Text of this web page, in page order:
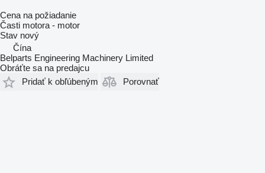
Cena na požiadanie
Časti motora - motor
Stav nový
Čína
Belparts Engineering Machinery Limited
Obráťte sa na predajcu
Pridať k obľúbeným
Porovnať